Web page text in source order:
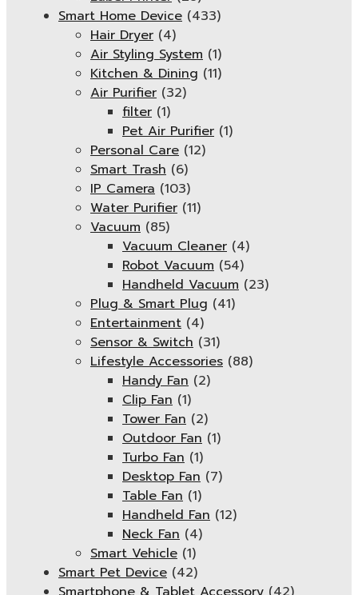
Smart Home Device (433)
Hair Dryer (4)
Air Styling System (1)
Kitchen & Dining (11)
Air Purifier (32)
filter (1)
Pet Air Purifier (1)
Personal Care (12)
Smart Trash (6)
IP Camera (103)
Water Purifier (11)
Vacuum (85)
Vacuum Cleaner (4)
Robot Vacuum (54)
Handheld Vacuum (23)
Plug & Smart Plug (41)
Entertainment (4)
Sensor & Switch (31)
Lifestyle Accessories (88)
Handy Fan (2)
Clip Fan (1)
Tower Fan (2)
Outdoor Fan (1)
Turbo Fan (1)
Desktop Fan (7)
Table Fan (1)
Handheld Fan (12)
Neck Fan (4)
Smart Vehicle (1)
Smart Pet Device (42)